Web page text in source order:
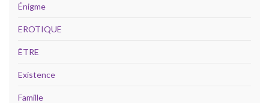
Énigme
EROTIQUE
ÊTRE
Existence
Famille